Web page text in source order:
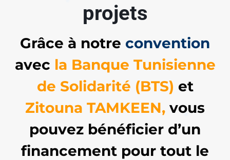
projets
Grâce à notre convention
avec la Banque Tunisienne
de Solidarité (BTS) et
Zitouna TAMKEEN, vous
pouvez bénéficier d’un
financement pour tout le
✱
✱
✱